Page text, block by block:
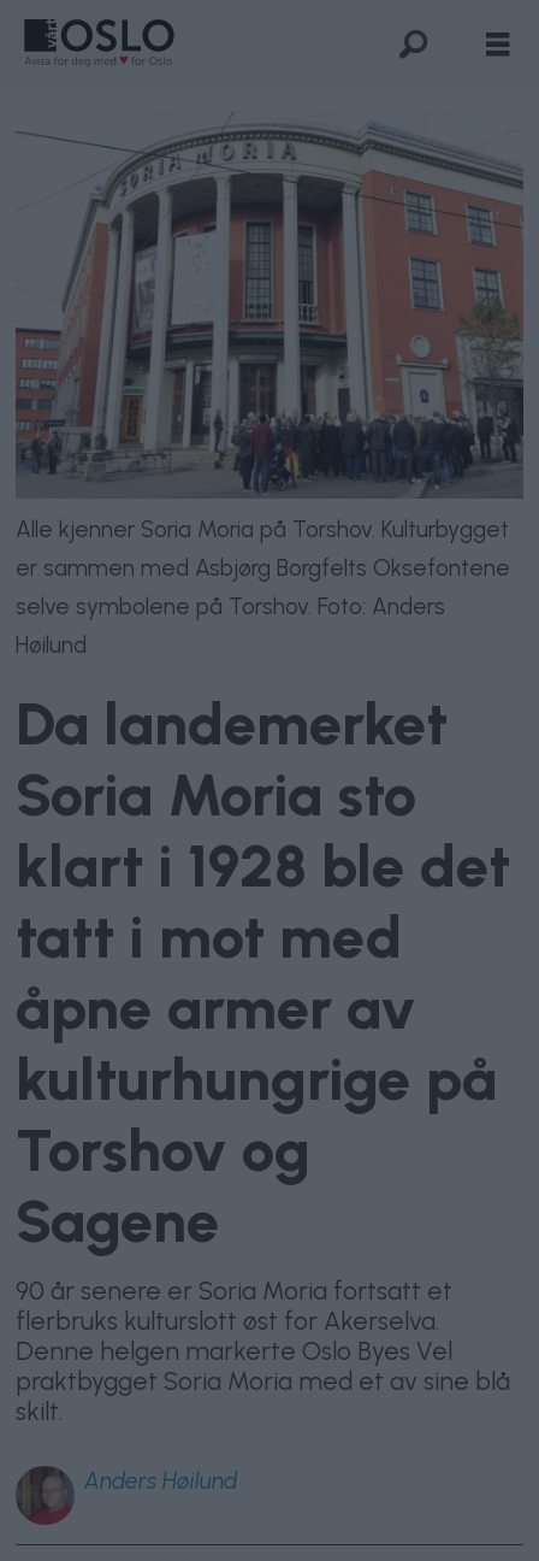
Alle kjenner Soria Moria på Torshov. Kulturbygget
er sammen med Asbjørg Borgfelts Oksefontene
selve symbolene på Torshov. Foto: Anders
Høilund
Da landemerket
Soria Moria sto
klart i 1928 ble det
tatt i mot med
åpne armer av
kulturhungrige på
Torshov og
Sagene
90 år senere er Soria Moria fortsatt et
flerbruks kulturslott øst for Akerselva.
Denne helgen markerte Oslo Byes Vel
praktbygget Soria Moria med et av sine blå
skilt.
Anders Høilund